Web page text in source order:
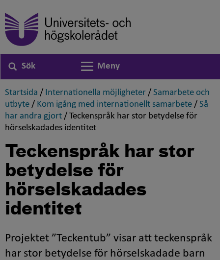
Sök
Växla navigering
Meny
Startsida ,
/ Internationella möjligheter ,
/ Samarbete och
utbyte ,
/ Kom igång med internationellt samarbete ,
/ Så
har andra gjort ,
/ Teckenspråk har stor betydelse för
hörselskadades identitet,
Teckenspråk har stor
betydelse för
hörselskadades
identitet
Projektet ”Teckentub” visar att teckenspråk
har stor betydelse för hörselskadade barn